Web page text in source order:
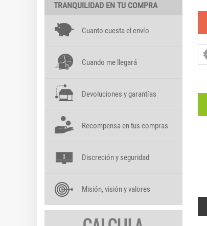
TRANQUILIDAD EN TU COMPRA
Cuanto cuesta el envío
Cuando me llegará
Devoluciones y garantías
Recompensa en tus compras
Discreción y seguridad
Misión, visión y valores